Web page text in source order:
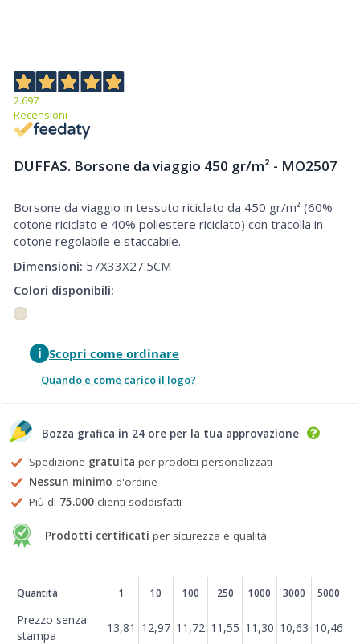
2.697
Recensioni
DUFFAS. Borsone da viaggio 450 gr/m² - MO2507
Borsone da viaggio in tessuto riciclato da 450 gr/m² (60%
cotone riciclato e 40% poliestere riciclato) con tracolla in
cotone regolabile e staccabile.
Dimensioni: 57X33X27.5CM
Colori disponibili:
i Scopri come ordinare
Quando e come carico il logo?
Bozza grafica in 24 ore per la tua approvazione
Spedizione gratuita per prodotti personalizzati
Nessun minimo d'ordine
Più di 75.000 clienti soddisfatti
Prodotti certificati per sicurezza e qualità
Prezzi
Quantità 1 10 100 250 1000 3000 5000
Prezzo senza
stampa
13,81 12,97 11,72 11,55 11,30 10,63 10,46